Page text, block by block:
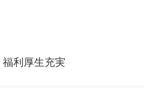
利厚生充実